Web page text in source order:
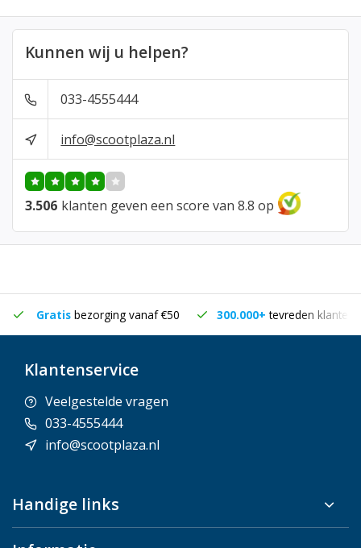
Kunnen wij u helpen?
033-4555444
info@scootplaza.nl
3.506 klanten geven een score van 8.8 op
Gratis bezorging vanaf €50 300.000+tevreden klanten
Klantenservice
Veelgestelde vragen
033-4555444
info@scootplaza.nl
Handige links